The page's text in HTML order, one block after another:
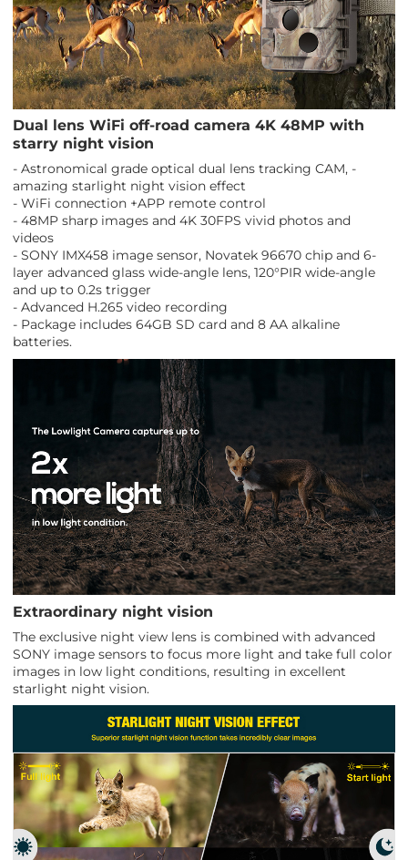
Dual lens WiFi off-road camera 4K 48MP with
starry night vision
- Astronomical grade optical dual lens tracking CAM, -
amazing starlight night vision effect
- WiFi connection +APP remote control
- 48MP sharp images and 4K 30FPS vivid photos and
videos
- SONY IMX458 image sensor, Novatek 96670 chip and 6-
layer advanced glass wide-angle lens, 120°PIR wide-angle
and up to 0.2s trigger
- Advanced H.265 video recording
- Package includes 64GB SD card and 8 AA alkaline
batteries.
Extraordinary night vision
The exclusive night view lens is combined with advanced
SONY image sensors to focus more light and take full color
images in low light conditions, resulting in excellent
starlight night vision.